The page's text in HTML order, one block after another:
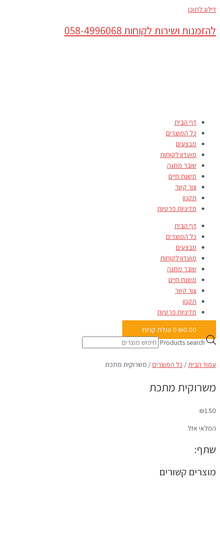
דילוג לתוכן
להזמנות ושירות לקוחות 058-4996068
דף הבית
כל המוצרים
מבצעים
מועדון לקוחות
שובר מתנה
משנת חיים
צור קשר
תקנון
מדיניות פרטיות
דף הבית
כל המוצרים
מבצעים
מועדון לקוחות
שובר מתנה
משנת חיים
צור קשר
תקנון
מדיניות פרטיות
₪0.00
0 עגלת קניות
Products search
עמוד הבית/ כל המוצרים / משרוקית מתכת
משרוקית מתכת
₪1.50
המלאי אזל
שתף:
מוצרים קשורים